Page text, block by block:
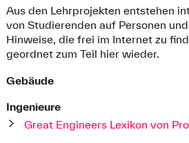
Aus den Lehrprojekten entstehen
von Studierenden auf Personen
Hinweise, die frei im Internet zu
geordnet zum Teil hier wieder.
Gebäude
Ingenieure
Great Engineers Lexikon von